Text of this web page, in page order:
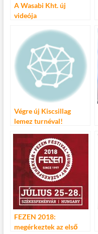
A Wasabi Kht. új
videója
Végre új Kiscsillag
lemez turnéval!
FEZEN 2018:
megérkeztek az első